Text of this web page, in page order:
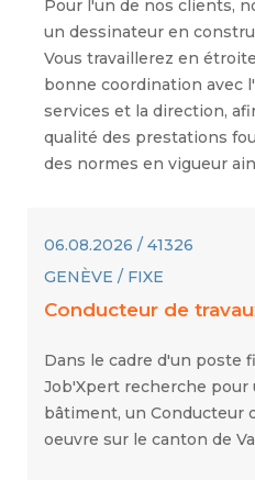
Pour l'un de nos clients,
un dessinateur en
Vous travaillerez en
bonne coordination avec
services et la direction,
qualité des prestations
des normes en vigueur
06.08.2026 / 41326
GENÈVE / FIXE
Conducteur de
Dans le cadre d'un poste
Job'Xpert recherche
bâtiment, un Conducteur
oeuvre sur le canton de